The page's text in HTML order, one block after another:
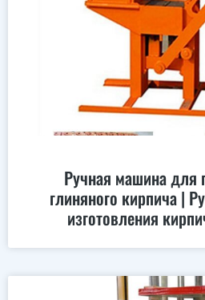
Ручная машина для
глиняного кирпича |
изготовления